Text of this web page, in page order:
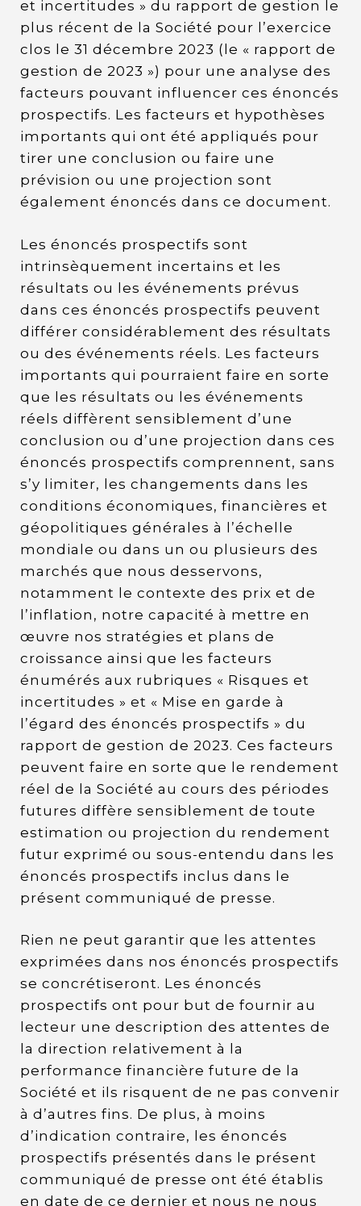
et incertitudes » du rapport de gestion le
plus récent de la Société pour l’exercice
clos le 31 décembre 2023 (le « rapport de
gestion de 2023 ») pour une analyse des
facteurs pouvant influencer ces énoncés
prospectifs. Les facteurs et hypothèses
importants qui ont été appliqués pour
tirer une conclusion ou faire une
prévision ou une projection sont
également énoncés dans ce document.
Les énoncés prospectifs sont
intrinsèquement incertains et les
résultats ou les événements prévus
dans ces énoncés prospectifs peuvent
différer considérablement des résultats
ou des événements réels. Les facteurs
importants qui pourraient faire en sorte
que les résultats ou les événements
réels diffèrent sensiblement d’une
conclusion ou d’une projection dans ces
énoncés prospectifs comprennent, sans
s’y limiter, les changements dans les
conditions économiques, financières et
géopolitiques générales à l’échelle
mondiale ou dans un ou plusieurs des
marchés que nous desservons,
notamment le contexte des prix et de
l’inflation, notre capacité à mettre en
œuvre nos stratégies et plans de
croissance ainsi que les facteurs
énumérés aux rubriques « Risques et
incertitudes » et « Mise en garde à
l’égard des énoncés prospectifs » du
rapport de gestion de 2023. Ces facteurs
peuvent faire en sorte que le rendement
réel de la Société au cours des périodes
futures diffère sensiblement de toute
estimation ou projection du rendement
futur exprimé ou sous-entendu dans les
énoncés prospectifs inclus dans le
présent communiqué de presse.
Rien ne peut garantir que les attentes
exprimées dans nos énoncés prospectifs
se concrétiseront. Les énoncés
prospectifs ont pour but de fournir au
lecteur une description des attentes de
la direction relativement à la
performance financière future de la
Société et ils risquent de ne pas convenir
à d’autres fins. De plus, à moins
d’indication contraire, les énoncés
prospectifs présentés dans le présent
communiqué de presse ont été établis
en date de ce dernier et nous ne nous